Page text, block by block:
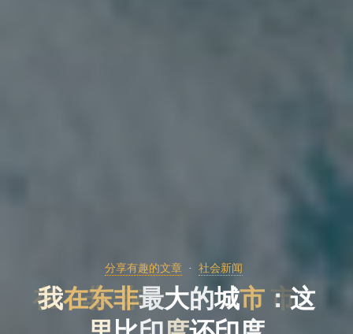
分享有趣的文章 社会新闻
我在东非最大的城市：这